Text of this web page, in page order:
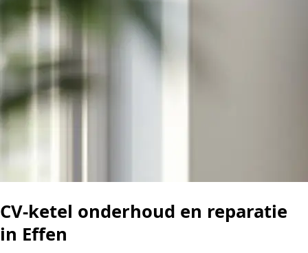
CV-ketel onderhoud en reparatie
in Effen